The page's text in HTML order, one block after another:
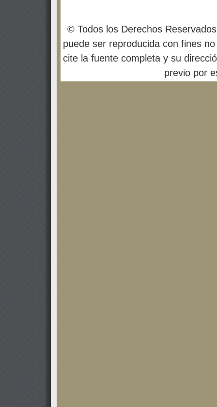
© Todos los Derechos
puede ser reproducida con fines
cite la fuente completa y su
previo por